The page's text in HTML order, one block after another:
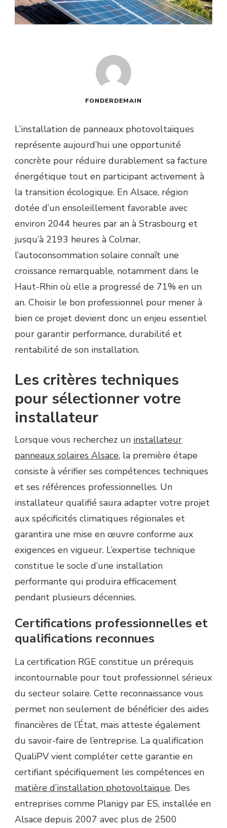
FONDERDEMAIN
L’installation de panneaux photovoltaïques
représente aujourd’hui une opportunité
concrète pour réduire durablement sa facture
énergétique tout en participant activement à
la transition écologique. En Alsace, région
dotée d’un ensoleillement favorable avec
environ 2044 heures par an à Strasbourg et
jusqu’à 2193 heures à Colmar,
l’autoconsommation solaire connaît une
croissance remarquable, notamment dans le
Haut-Rhin où elle a progressé de 71% en un
an. Choisir le bon professionnel pour mener à
bien ce projet devient donc un enjeu essentiel
pour garantir performance, durabilité et
rentabilité de son installation.
Les critères techniques
pour sélectionner votre
installateur
Lorsque vous recherchez un installateur
panneaux solaires Alsace, la première étape
consiste à vérifier ses compétences techniques
et ses références professionnelles. Un
installateur qualifié saura adapter votre projet
aux spécificités climatiques régionales et
garantira une mise en œuvre conforme aux
exigences en vigueur. L’expertise technique
constitue le socle d’une installation
performante qui produira efficacement
pendant plusieurs décennies.
Certifications professionnelles et
qualifications reconnues
La certification RGE constitue un prérequis
incontournable pour tout professionnel sérieux
du secteur solaire. Cette reconnaissance vous
permet non seulement de bénéficier des aides
financières de l’État, mais atteste également
du savoir-faire de l’entreprise. La qualification
QualiPV vient compléter cette garantie en
certifiant spécifiquement les compétences en
matière d’installation photovoltaïque. Des
entreprises comme Planigy par ES, installée en
Alsace depuis 2007 avec plus de 2500